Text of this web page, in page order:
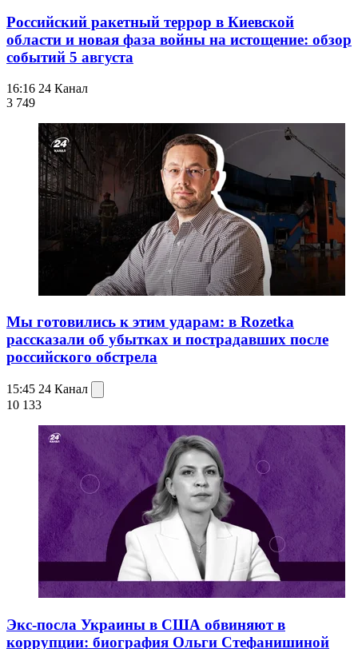
Российский ракетный террор в Киевской
области и новая фаза войны на истощение: обзор
событий 5 августа
16:16 24 Канал
3 749
Мы готовились к этим ударам: в Rozetka
рассказали об убытках и пострадавших после
российского обстрела
15:45 24 Канал
10 133
Экс-посла Украины в США обвиняют в
коррупции: биография Ольги Стефанишиной